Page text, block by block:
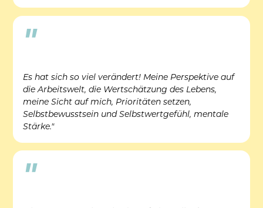
"
Es hat sich so viel verändert! Meine Perspektive auf
die Arbeitswelt, die Wertschätzung des Lebens,
meine Sicht auf mich, Prioritäten setzen,
Selbstbewusstsein und Selbstwertgefühl, mentale
Stärke."
"